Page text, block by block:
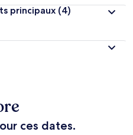
t
l
principaux (4)
ces dates.